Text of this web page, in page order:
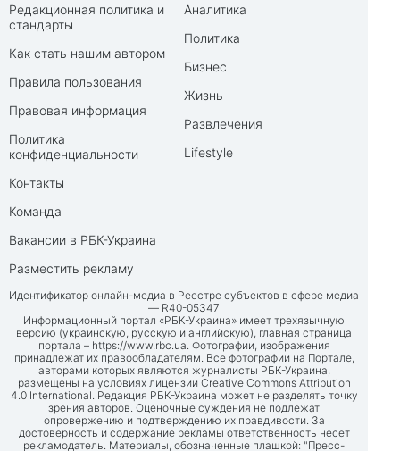
Редакционная политика и
стандарты
Как стать нашим автором
Правила пользования
Правовая информация
Политика
конфиденциальности
Контакты
Команда
Вакансии в РБК-Украина
Разместить рекламу
Аналитика
Политика
Бизнес
Жизнь
Развлечения
Lifestyle
Идентификатор онлайн-медиа в Реестре субъектов в сфере медиа
— R40-05347
Информационный портал «РБК-Украина» имеет трехязычную
версию (украинскую, русскую и английскую), главная страница
портала – https://www.rbc.ua . Фотографии, изображения
принадлежат их правообладателям. Все фотографии на Портале,
авторами которых являются журналисты РБК-Украина,
размещены на условиях лицензии Creative Commons Attribution
4.0 International. Редакция РБК-Украина может не разделять точку
зрения авторов. Оценочные суждения не подлежат
опровержению и подтверждению их правдивости. За
достоверность и содержание рекламы ответственность несет
рекламодатель. Материалы, обозначенные плашкой: "Пресс-